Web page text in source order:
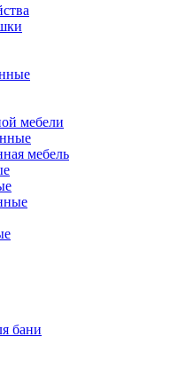
мебели
мебель
бани